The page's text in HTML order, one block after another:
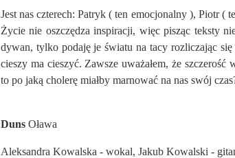
Jest nas czterech: Patryk ( ten emocjonalny ), Piotr
Życie nie oszczędza inspiracji, więc pisząc teksty
dywan, tylko podaję je światu na tacy rozliczając
cieszy ma cieszyć. Zawsze uważałem, że
to po jaką cholerę miałby marnować na nas swój
Duns Oława
Aleksandra Kowalska - wokal, Jakub Kowalski -